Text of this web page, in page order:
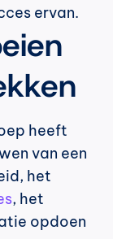
ervan.
heeft
van een
het
, het
opdoen